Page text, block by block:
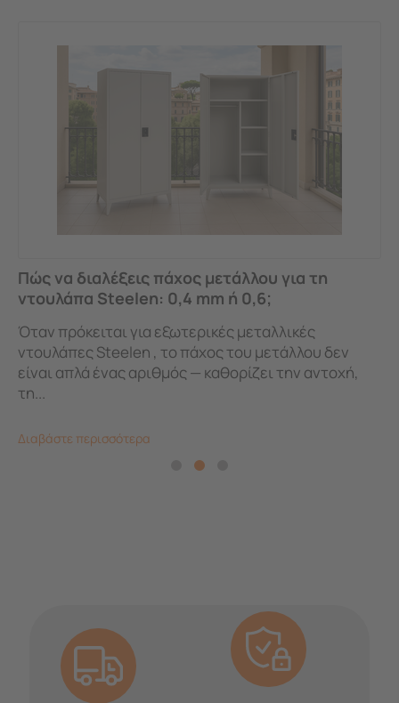
Πώς να διαλέξεις πάχος μετάλλου για τη
ντουλάπα Steelen: 0,4 mm ή 0,6;
Όταν πρόκειται για εξωτερικές μεταλλικές
ντουλάπες Steelen , το πάχος του μετάλλου δεν
είναι απλά ένας αριθμός — καθορίζει την αντοχή,
τη...
Διαβάστε περισσότερα